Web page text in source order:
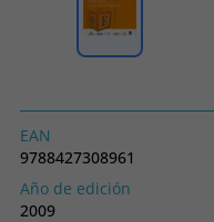
EAN
9788427308961
Año de edición
2009